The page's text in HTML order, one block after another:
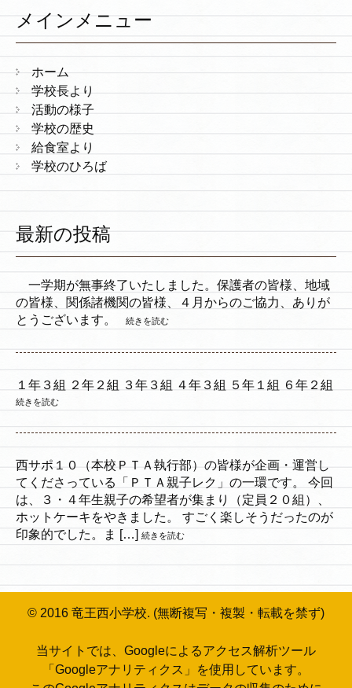
メインメニュー
ホーム
学校長より
活動の様子
学校の歴史
給食室より
学校のひろば
最新の投稿
一学期が無事終了いたしました。保護者の皆様、地域
の皆様、関係諸機関の皆様、４月からのご協力、ありが
とうございます。
続きを読む
１年３組 ２年２組 ３年３組 ４年３組 ５年１組 ６年２組
続きを読む
西サポ１０（本校ＰＴＡ執行部）の皆様が企画・運営し
てくださっている「ＰＴＡ親子レク」の一環です。 今回
は、３・４年生親子の希望者が集まり（定員２０組）、
ホットケーキをやきました。 すごく楽しそうだったのが
印象的でした。ま […] 続きを読む
© 2016 竜王西小学校. (無断複写・複製・転載を禁ず)
当サイトでは、Googleによるアクセス解析ツール
「Googleアナリティクス」を使用しています。